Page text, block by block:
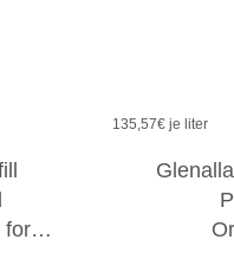
for…
135,57€ je liter